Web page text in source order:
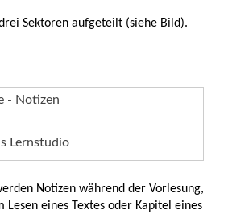
Sektoren aufgeteilt (siehe Bild).
Lernstudio
Notizen während der Vorlesung,
eines Textes oder Kapitel eines